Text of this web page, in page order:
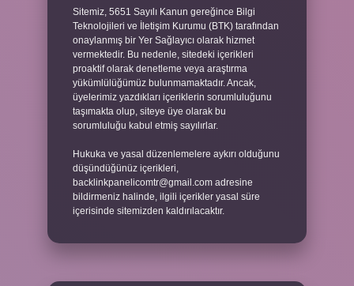
Sitemiz, 5651 Sayılı Kanun gereğince Bilgi
Teknolojileri ve İletişim Kurumu (BTK) tarafından
onaylanmış bir Yer Sağlayıcı olarak hizmet
vermektedir. Bu nedenle, sitedeki içerikleri
proaktif olarak denetleme veya araştırma
yükümlülüğümüz bulunmamaktadır. Ancak,
üyelerimiz yazdıkları içeriklerin sorumluluğunu
taşımakta olup, siteye üye olarak bu
sorumluluğu kabul etmiş sayılırlar.
Hukuka ve yasal düzenlemelere aykırı olduğunu
düşündüğünüz içerikleri,
backlinkpanelicomtr@gmail.com adresine
bildirmeniz halinde, ilgili içerikler yasal süre
içerisinde sitemizden kaldırılacaktır.